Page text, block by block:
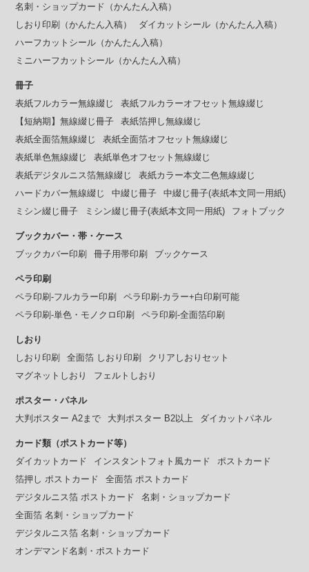
名刺・ショップカード（かんたん入稿）
しおり印刷（かんたん入稿）
ダイカットシール（かんたん入稿）
ハーフカットシール（かんたん入稿）
ミニハーフカットシール（かんたん入稿）
冊子
表紙フルカラー無線綴じ
表紙フルカラーオフセット無線綴じ
【短納期】無線綴じ冊子
表紙箔押し無線綴じ
表紙全面箔無線綴じ
表紙全面箔オフセット無線綴じ
表紙単色無線綴じ
表紙単色オフセット無線綴じ
表紙デジタルニス箔無線綴じ
表紙カラー本文二色無線綴じ
ハードカバー無線綴じ
中綴じ冊子
中綴じ冊子(表紙本文同一用紙)
ミシン綴じ冊子
ミシン綴じ冊子(表紙本文同一用紙) フォトブック
ブックカバー・帯・ケース
ブックカバー印刷
冊子用帯印刷 ブックケース
ペラ印刷
ペラ印刷-フルカラー印刷
ペラ印刷-カラー+白印刷可能
ペラ印刷-単色・モノクロ印刷
ペラ印刷-全面箔印刷
しおり
しおり印刷
全面箔 しおり印刷
クリアしおりセット
マグネットしおり
フェルトしおり
ポスター・パネル
大判ポスター A2まで
大判ポスター B2以上 ダイカットパネル
カード類（ポストカード等）
ダイカットカード
インスタントフォト風カード
ポストカード
箔押し ポストカード
全面箔 ポストカード
デジタルニス箔 ポストカード
名刺・ショップカード
全面箔 名刺・ショップカード
デジタルニス箔 名刺・ショップカード
オンデマンド名刺・ポストカード